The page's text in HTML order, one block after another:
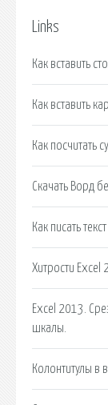
Links
Как вставить
Как вставить
Как посчитать
Скачать Ворд
Как писать
Хитрости
Excel 2013.
шкалы.
Колонтитулы в